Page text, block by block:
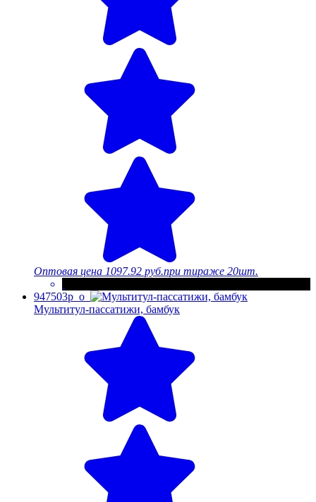
Оптовая цена 1097.92 руб.при тираже 20шт.
947503p_o
Мультитул-пассатижи, бамбук